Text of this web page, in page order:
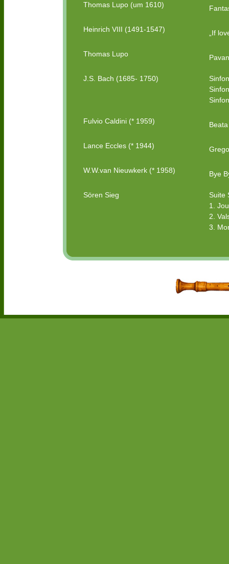
Thomas Lupo (um 1610)
Heinrich VIII (1491-1547) „If
Thomas Lupo Pavan
J.S. Bach (1685- 1750)
Fulvio Caldini (* 1959)
Lance Eccles (* 1944)
W.W.van Nieuwkerk (* 1958) Bye
Sören Sieg
Suite
1.
2.
3.